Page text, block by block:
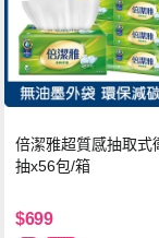
倍潔雅超質感抽取式
抽x56包/箱
$699